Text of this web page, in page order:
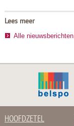
Lees meer
Alle nieuwsberichten
HOOFDZETEL